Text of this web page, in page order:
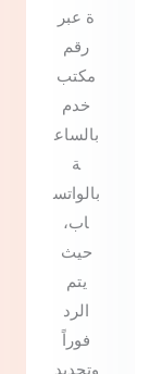
ة عبر
رقم
مكتب
خدم
بالساع
ة
بالواتس
اب،
حيث
يتم
الرد
فوراً
وتحديد